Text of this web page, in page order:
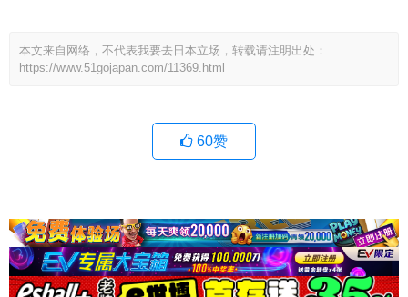
本文来自网络，不代表我要去日本立场，转载请注明出处：
https://www.51gojapan.com/11369.html
60赞